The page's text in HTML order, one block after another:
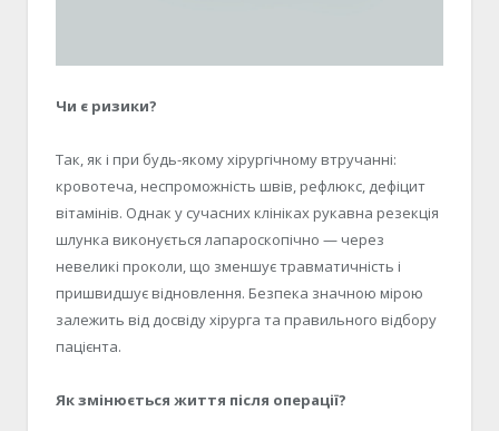
Чи є ризики?
Так, як і при будь-якому хірургічному втручанні:
кровотеча, неспроможність швів, рефлюкс, дефіцит
вітамінів. Однак у сучасних клініках рукавна резекція
шлунка виконується лапароскопічно — через
невеликі проколи, що зменшує травматичність і
пришвидшує відновлення. Безпека значною мірою
залежить від досвіду хірурга та правильного відбору
пацієнта.
Як змінюється життя після операції?